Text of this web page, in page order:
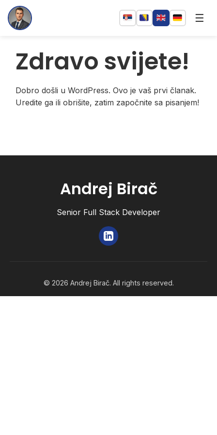
☰
Zdravo svijete!
Dobro došli u WordPress. Ovo je vaš prvi članak.
Uredite ga ili obrišite, zatim započnite sa pisanjem!
Andrej Birač
Senior Full Stack Developer
© 2026 Andrej Birač. All rights reserved.